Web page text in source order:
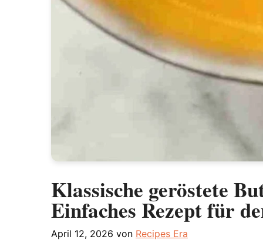
Klassische geröstete
Einfaches Rezept für
April 12, 2026 von Recipes Era